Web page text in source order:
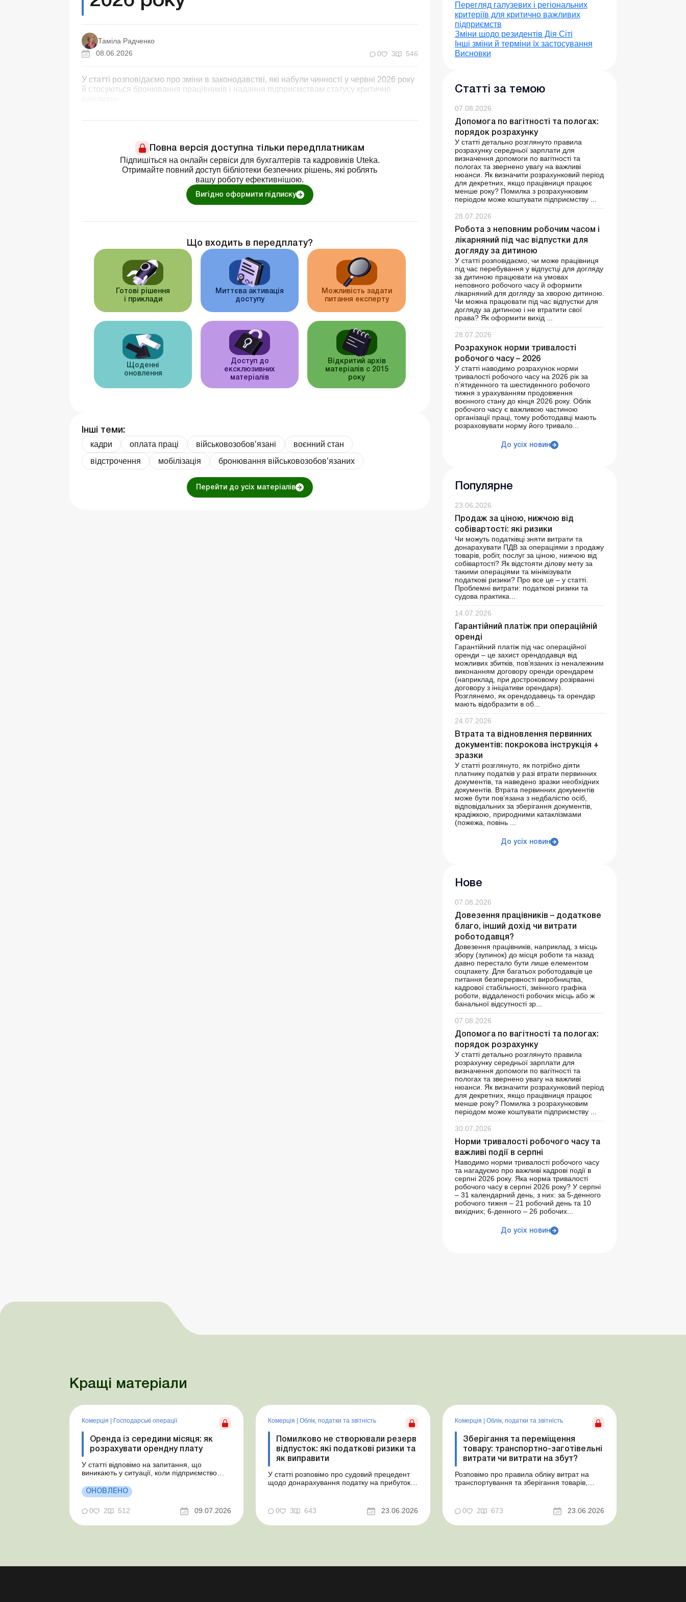
Таміла Радченко
08.06.2026
0 3 546
У статті розповідаємо про зміни в законодавстві, які набули чинності у червні 2026 року
й стосуються бронювання працівників і надання підприємствам статусу критично
Повна версія доступна тільки передплатникам
Підпишіться на онлайн сервіси для бухгалтерів та кадровиків Uteka.
Отримайте повний доступ бібліотеки безпечних рішень, які роблять
вашу роботу ефективнішою.
Вигідно оформити підписку
Що входить в передплату?
Готові рішення
і приклади
Миттєва активація
доступу
Можливість задати
питання експерту
Щоденні
оновлення
Доступ до
ексклюзивних
матеріалів
Відкритий архів
матеріалів c 2015
року
Інші теми:
кадри оплата праці військовозобов’язані
воєнний стан
відстрочення
мобілізація бронювання військовозобов’язаних
Перейти до усіх матеріалів
Перегляд галузевих і регіональних
критеріїв для критично важливих
підприємств
Зміни щодо резидентів Дія Сіті
Інші зміни й терміни їх застосування
Висновки
Статті за темою
07.08.2026
Допомога по вагітності та пологах:
порядок розрахунку
У статті детально розглянуто правила
розрахунку середньої зарплати для
визначення допомоги по вагітності та
пологах та звернено увагу на важливі
нюанси. Як визначити розрахунковий період
для декретних, якщо працівниця працює
менше року? Помилка з розрахунковим
періодом може коштувати підприємству ...
28.07.2026
Робота з неповним робочим часом і
лікарняний під час відпустки для
догляду за дитиною
У статті розповідаємо, чи може працівниця
під час перебування у відпустці для догляду
за дитиною працювати на умовах
неповного робочого часу й оформити
лікарняний для догляду за хворою дитиною.
Чи можна працювати під час відпустки для
догляду за дитиною і не втратити свої
права? Як оформити вихід ...
28.07.2026
Розрахунок норми тривалості
робочого часу – 2026
У статті наводимо розрахунок норми
тривалості робочого часу на 2026 рік за
п’ятиденного та шестиденного робочого
тижня з урахуванням продовження
воєнного стану до кінця 2026 року. Облік
робочого часу є важливою частиною
організації праці, тому роботодавці мають
розраховувати норму його тривало...
До усіх новин
Популярне
23.06.2026
Продаж за ціною, нижчою від
собівартості: які ризики
Чи можуть податківці зняти витрати та
донарахувати ПДВ за операціями з продажу
товарів, робіт, послуг за ціною, нижчою від
собівартості? Як відстояти ділову мету за
такими операціями та мінімізувати
податкові ризики? Про все це – у статті.
Проблемні витрати: податкові ризики та
судова практика...
14.07.2026
Гарантійний платіж при операційній
оренді
Гарантійний платіж під час операційної
оренди – це захист орендодавця від
можливих збитків, пов’язаних із неналежним
виконанням договору оренди орендарем
(наприклад, при достроковому розірванні
договору з ініціативи орендаря).
Розглянемо, як орендодавець та орендар
мають відобразити в об...
24.07.2026
Втрата та відновлення первинних
документів: покрокова інструкція +
зразки
У статті розглянуто, як потрібно діяти
платнику податків у разі втрати первинних
документів, та наведено зразки необхідних
документів. Втрата первинних документів
може бути пов’язана з недбалістю осіб,
відповідальних за зберігання документів,
крадіжкою, природними катаклізмами
(пожежа, повінь ...
До усіх новин
Нове
07.08.2026
Довезення працівників – додаткове
благо, інший дохід чи витрати
роботодавця?
Довезення працівників, наприклад, з місць
збору (зупинок) до місця роботи та назад
давно перестало бути лише елементом
соцпакету. Для багатьох роботодавців це
питання безперервності виробництва,
кадрової стабільності, змінного графіка
роботи, віддаленості робочих місць або ж
банальної відсутності зр...
07.08.2026
Допомога по вагітності та пологах:
порядок розрахунку
У статті детально розглянуто правила
розрахунку середньої зарплати для
визначення допомоги по вагітності та
пологах та звернено увагу на важливі
нюанси. Як визначити розрахунковий період
для декретних, якщо працівниця працює
менше року? Помилка з розрахунковим
періодом може коштувати підприємству ...
30.07.2026
Норми тривалості робочого часу та
важливі події в серпні
Наводимо норми тривалості робочого часу
та нагадуємо про важливі кадрові події в
серпні 2026 року. Яка норма тривалості
робочого часу в серпні 2026 року? У серпні
– 31 календарний день, з них: за 5-денного
робочого тижня – 21 робочий день та 10
вихідних; 6-денного – 26 робочих...
До усіх новин
Кращі матеріали
Комерція Господарські операції
Оренда із середини місяця: як
розрахувати орендну плату
У статті відповімо на запитання, що
виникають у ситуації, коли підприємство
договором, який починає діяти із середини
місяця. Підприємство орендує у фізособи
автомобіль з 15.07.2026. Згідно з умовами
договору орендна плата становить 4 000
ОНОВЛЕНО
0 2 512 09.07.2026
Комерція Облік, податки та звiтнiсть
Помилково не створювали резерв
відпусток: які податкові ризики та
як виправити
У статті розповімо про судовий прецедент
щодо донарахування податку на прибуток
як мінімізувати податкові ризики. Проблемні
витрати: податкові ризики та судова
практика Розуміємо ваші хвилювання через
0 3 643 23.06.2026
Комерція Облік, податки та звiтнiсть
Зберігання та переміщення
товару: транспортно-заготівельні
витрати чи витрати на збут?
Розповімо про правила обліку витрат на
транспортування та зберігання товарів,
Проблемні витрати: податкові ризики та
судова практика Здавалось би, у цьому
питанні неоднозначності бути не може.
0 2 673 23.06.2026